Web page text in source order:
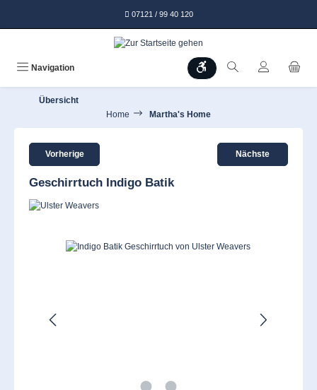
07121 / 99 40 120
Navigation Werkzeugleiste anzeigen
Übersicht
Home
Martha's Home
Vorherige Nächste
Geschirrtuch Indigo Batik
Bildergalerie überspringen